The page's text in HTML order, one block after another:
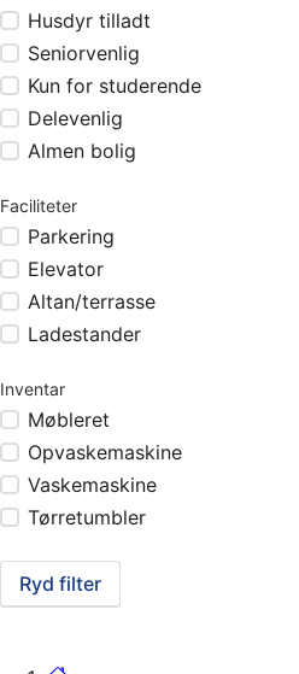
Husdyr tilladt
Seniorvenlig
Kun for studerende
Delevenlig
Almen bolig
Faciliteter
Parkering
Elevator
Altan/terrasse
Ladestander
Inventar
Møbleret
Opvaskemaskine
Vaskemaskine
Tørretumbler
Ryd filter